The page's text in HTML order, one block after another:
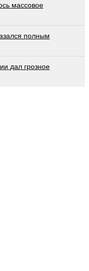
массовое
полным
дал грозное